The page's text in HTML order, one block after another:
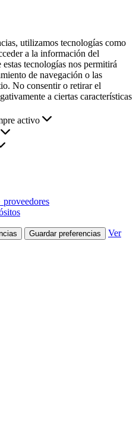
utilizamos tecnologías como
a la información del
tecnologías nos permitirá
de navegación o las
No consentir o retirar el
a ciertas características
activo
Guardar preferencias
Ver